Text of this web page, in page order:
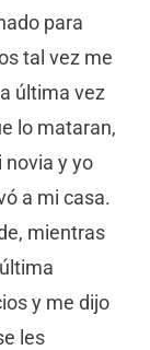
para
tal vez me
última vez
lo mataran,
novia y yo
a mi casa.
mientras
y me dijo
les